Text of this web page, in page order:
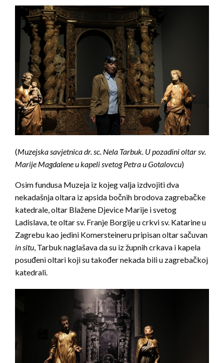
(Muzejska savjetnica dr. sc. Nela Tarbuk. U pozadini oltar sv.
Marije Magdalene u kapeli svetog Petra u Gotalovcu)
Osim fundusa Muzeja iz kojeg valja izdvojiti dva
nekadašnja oltara iz apsida bočnih brodova zagrebačke
katedrale, oltar Blažene Djevice Marije i svetog
Ladislava, te oltar sv. Franje Borgije u crkvi sv. Katarine u
Zagrebu kao jedini Komersteineru pripisan oltar sačuvan
in situ , Tarbuk naglašava da su iz župnih crkava i kapela
posuđeni oltari koji su također nekada bili u zagrebačkoj
katedrali.